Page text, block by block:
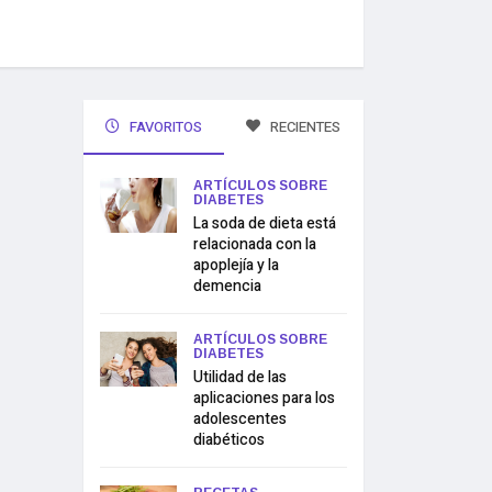
FAVORITOS RECIENTES
ARTÍCULOS SOBRE
DIABETES
La soda de dieta está
relacionada con la
apoplejía y la
demencia
ARTÍCULOS SOBRE
DIABETES
Utilidad de las
aplicaciones para los
adolescentes
diabéticos